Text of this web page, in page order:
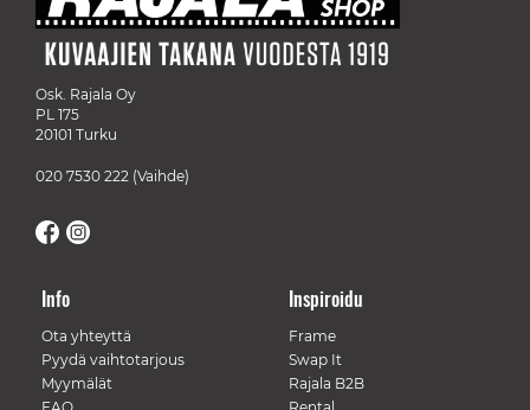
Osk. Rajala Oy
PL 175
20101 Turku
020 7530 222 (Vaihde)
Info
Ota yhteyttä
Pyydä vaihtotarjous
Myymälät
Inspiroidu
Frame
Swap It
Rajala B2B